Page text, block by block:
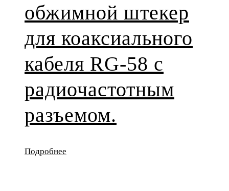
обжимной штекер
для коаксиального
кабеля RG-58 с
радиочастотным
разъемом.
Подробнее